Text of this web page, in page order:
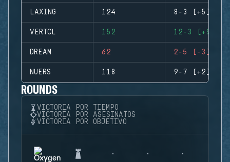
LAXING 124 8-3 (+5)
VERTCL 152 12-3 (+9)
DREAM 62 2-5 (-3)
NUERS 118 9-7 (+2)
ROUNDS
VICTORIA POR TIEMPO
VICTORIA POR ASESINATOS
VICTORIA POR OBJETIVO